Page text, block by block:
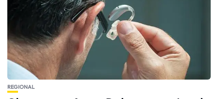
REGIONAL